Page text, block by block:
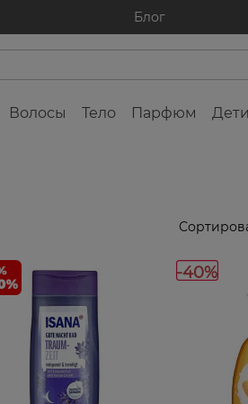
Блог
Волосы Тело Парфюм Дети
-40%